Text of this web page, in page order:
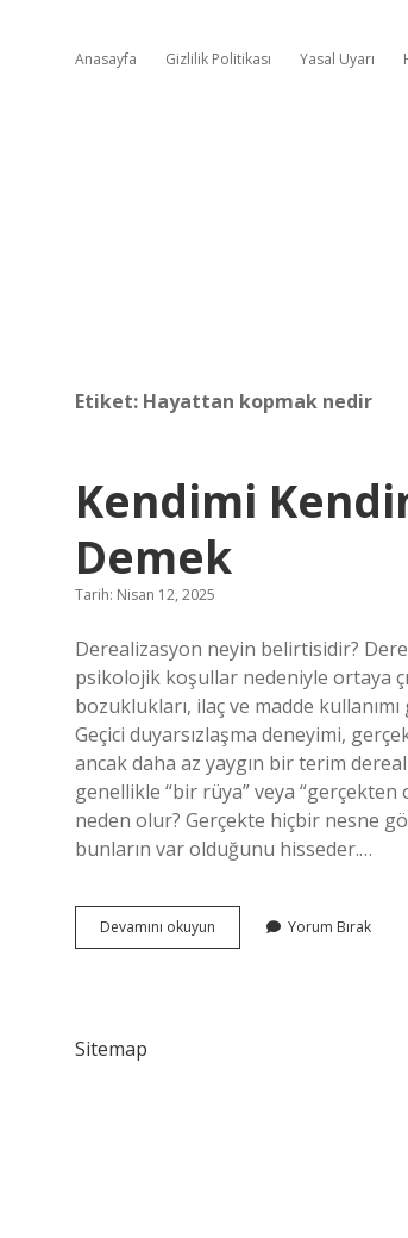
Anasayfa Gizlilik Politikası Yasal Uyarı
Etiket: Hayattan kopmak nedir
Kendimi
Demek
Tarih: Nisan 12, 2025
Derealizasyon neyin belirtisidir?
psikolojik koşullar nedeniyle ortaya
bozuklukları, ilaç ve madde
Geçici duyarsızlaşma deneyimi,
ancak daha az yaygın bir terim
genellikle “bir rüya” veya
neden olur? Gerçekte hiçbir nesne
bunların var olduğunu hisseder.…
Devamını okuyun Kendimi
Kendimden
Yorum Bırak
Sitemap